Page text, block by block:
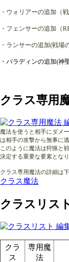
・ ウォリアーの追加（
・ フェンサーの追加（
・ランサーの追加(戦場
・パラディンの追加(神
クラス専用
魔法を使うと相手にダメ
は相手の攻撃から無事に
このように魔法は狩猟と
決定する重要な要素となり
クラス専用魔法の詳細は
クラス魔法
クラスリス
クラ
ス
専用魔
法